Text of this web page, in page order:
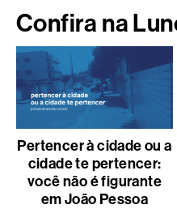
Confira na
Pertencer à cidade ou a
cidade te pertencer:
você não é figurante
em João Pessoa